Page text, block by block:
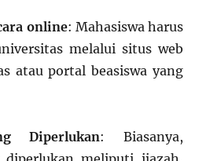
online: Mahasiswa harus
melalui situs web
atau portal beasiswa yang
Diperlukan: Biasanya,